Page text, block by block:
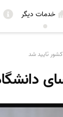
خدمات دیگر